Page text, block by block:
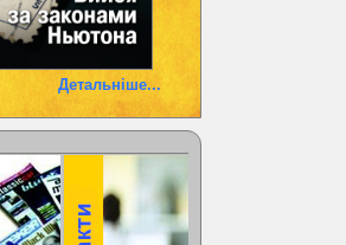
Детальніше...